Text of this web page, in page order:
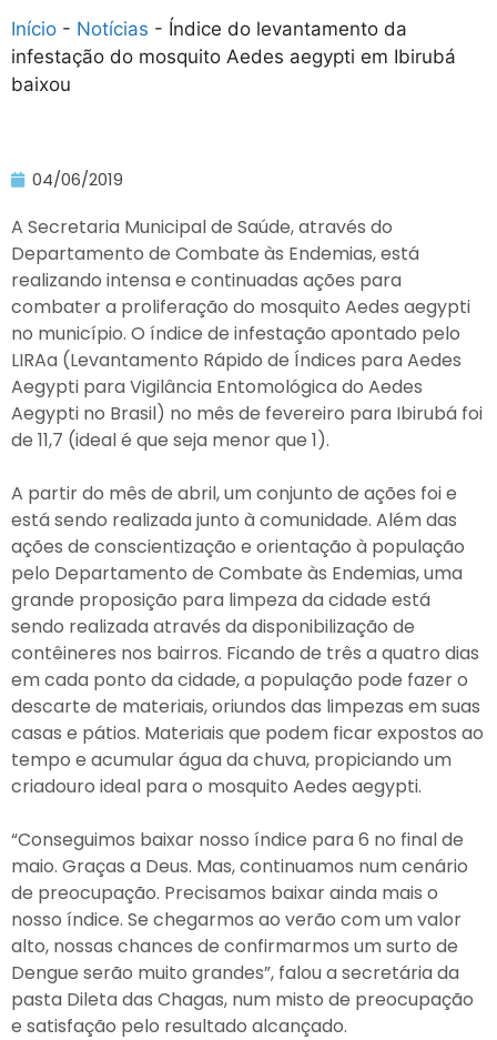
Início - Notícias - Índice do levantamento da
infestação do mosquito Aedes aegypti em Ibirubá
baixou
04/06/2019
A Secretaria Municipal de Saúde, através do
Departamento de Combate às Endemias, está
realizando intensa e continuadas ações para
combater a proliferação do mosquito Aedes aegypti
no município. O índice de infestação apontado pelo
LIRAa (Levantamento Rápido de Índices para Aedes
Aegypti para Vigilância Entomológica do Aedes
Aegypti no Brasil) no mês de fevereiro para Ibirubá foi
de 11,7 (ideal é que seja menor que 1).
A partir do mês de abril, um conjunto de ações foi e
está sendo realizada junto à comunidade. Além das
ações de conscientização e orientação à população
pelo Departamento de Combate às Endemias, uma
grande proposição para limpeza da cidade está
sendo realizada através da disponibilização de
contêineres nos bairros. Ficando de três a quatro dias
em cada ponto da cidade, a população pode fazer o
descarte de materiais, oriundos das limpezas em suas
casas e pátios. Materiais que podem ficar expostos ao
tempo e acumular água da chuva, propiciando um
criadouro ideal para o mosquito Aedes aegypti.
“Conseguimos baixar nosso índice para 6 no final de
maio. Graças a Deus. Mas, continuamos num cenário
de preocupação. Precisamos baixar ainda mais o
nosso índice. Se chegarmos ao verão com um valor
alto, nossas chances de confirmarmos um surto de
Dengue serão muito grandes”, falou a secretária da
pasta Dileta das Chagas, num misto de preocupação
e satisfação pelo resultado alcançado.